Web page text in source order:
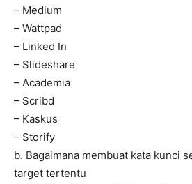
– Medium
– Wattpad
– Linked In
– Slideshare
– Academia
– Scribd
– Kaskus
– Storify
b. Bagaimana membuat kata kunci
target tertentu